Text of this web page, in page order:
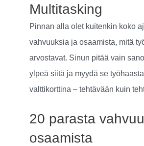
Multitasking
Pinnan alla olet kuitenkin koko
vahvuuksia ja osaamista, mitä
arvostavat. Sinun pitää vain
ylpeä siitä ja myydä se
valttikorttina – tehtävään kuin
20 parasta
osaamista